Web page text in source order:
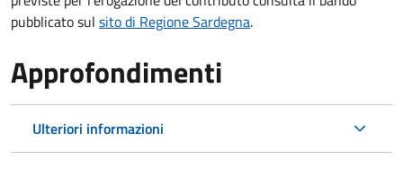
pubblicato sul sito di Regione Sardegna.
Approfondimenti
Ulteriori informazioni